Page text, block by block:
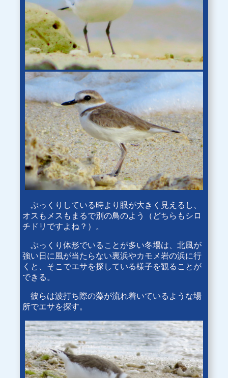
ぷっくりしている時より眼が大きく見えるし、
オスもメスもまるで別の鳥のよう（どちらもシロ
チドリですよね？）。
ぷっくり体形でいることが多い冬場は、北風が
強い日に風が当たらない裏浜やカモメ岩の浜に行
くと、そこでエサを探している様子を観ることが
できる。
彼らは波打ち際の藻が流れ着いているような場
所でエサを探す。